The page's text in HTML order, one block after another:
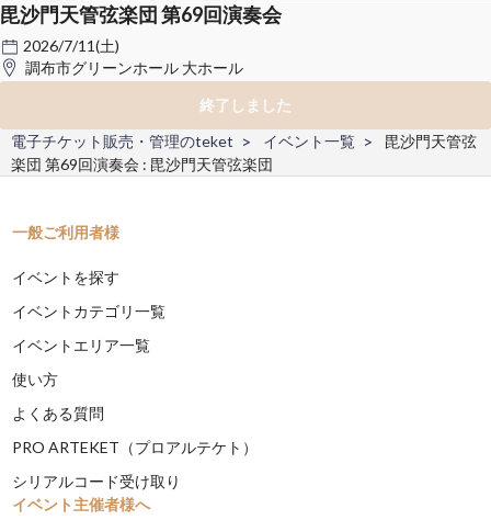
毘沙門天管弦楽団 第69回演奏会
2026/7/11(土)
調布市グリーンホール 大ホール
終了しました
電子チケット販売・管理のteket
イベント一覧
毘沙門天管弦
楽団 第69回演奏会 : 毘沙門天管弦楽団
一般ご利用者様
イベントを探す
イベントカテゴリ一覧
イベントエリア一覧
使い方
よくある質問
PRO ARTEKET（プロアルテケト）
シリアルコード受け取り
イベント主催者様へ